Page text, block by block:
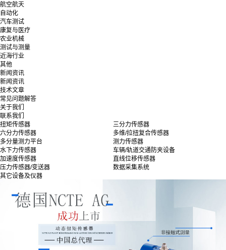
航空航天
自动化
汽车测试
康复与医疗
农业机械
测试与测量
近海行业
其他
新闻资讯
新闻资讯
技术文章
常见问题解答
关于我们
联系我们
扭矩传感器
三分力传感器
六分力传感器
多维/拉扭复合传感器
多分量测力平台
测力传感器
水下力传感器
车辆/轨道交通防夹设备
加速度传感器
直线位移传感器
压力传感器/变送器
数据采集系统
其它设备及仪器